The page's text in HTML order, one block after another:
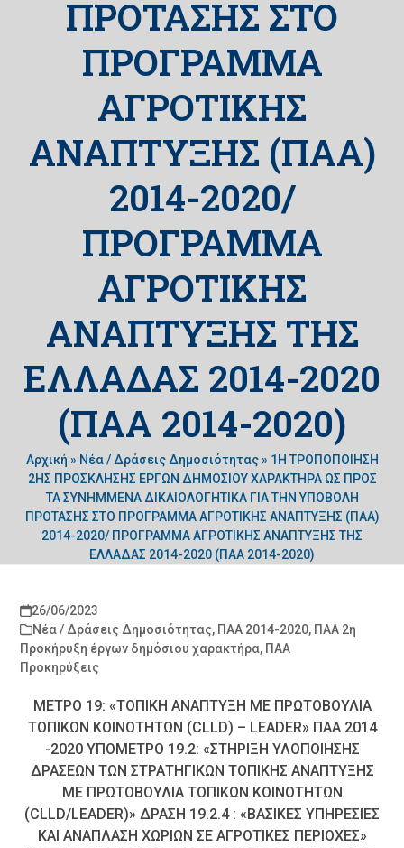
ΠΡΟΤΑΣΗΣ ΣΤΟ
ΠΡΟΓΡΑΜΜΑ
ΑΓΡΟΤΙΚΗΣ
ΑΝΑΠΤΥΞΗΣ (ΠΑΑ)
2014-2020/
ΠΡΟΓΡΑΜΜΑ
ΑΓΡΟΤΙΚΗΣ
ΑΝΑΠΤΥΞΗΣ ΤΗΣ
ΕΛΛΑΔΑΣ 2014-2020
(ΠΑΑ 2014-2020)
Αρχική » Νέα / Δράσεις Δημοσιότητας» 1Η ΤΡΟΠΟΠΟΙΗΣΗ
2ΗΣ ΠΡΟΣΚΛΗΣΗΣ ΕΡΓΩΝ ΔΗΜΟΣΙΟΥ ΧΑΡΑΚΤΗΡΑ ΩΣ ΠΡΟΣ
ΤΑ ΣΥΝΗΜΜΕΝΑ ΔΙΚΑΙΟΛΟΓΗΤΙΚΑ ΓΙΑ ΤΗΝ ΥΠΟΒΟΛΗ
ΠΡΟΤΑΣΗΣ ΣΤΟ ΠΡΟΓΡΑΜΜΑ ΑΓΡΟΤΙΚΗΣ ΑΝΑΠΤΥΞΗΣ (ΠΑΑ)
2014-2020/ ΠΡΟΓΡΑΜΜΑ ΑΓΡΟΤΙΚΗΣ ΑΝΑΠΤΥΞΗΣ ΤΗΣ
ΕΛΛΑΔΑΣ 2014-2020 (ΠΑΑ 2014-2020)
26/06/2023
Νέα / Δράσεις Δημοσιότητας, ΠΑΑ 2014-2020, ΠΑΑ 2η
Προκήρυξη έργων δημόσιου χαρακτήρα, ΠΑΑ
Προκηρύξεις
ΜΕΤΡΟ 19: «ΤΟΠΙΚΗ ΑΝΑΠΤΥΞΗ ΜE ΠΡΩΤΟΒΟΥΛΙΑ
ΤΟΠΙΚΩΝ ΚΟΙΝΟΤΗΤΩΝ (CLLD) – LEADER» ΠΑΑ 2014
-2020 ΥΠΟΜΕΤΡΟ 19.2: «ΣΤΗΡΙΞΗ ΥΛΟΠΟΙΗΣΗΣ
ΔΡΑΣΕΩΝ ΤΩΝ ΣΤΡΑΤΗΓΙΚΩΝ ΤΟΠΙΚΗΣ ΑΝΑΠΤΥΞΗΣ
ΜΕ ΠΡΩΤΟΒΟΥΛΙΑ ΤΟΠΙΚΩΝ ΚΟΙΝΟΤΗΤΩΝ
(CLLD/LEADER)» ΔΡΑΣΗ 19.2.4 : «ΒΑΣΙΚΕΣ ΥΠΗΡΕΣΙΕΣ
ΚΑΙ ΑΝΑΠΛΑΣΗ ΧΩΡΙΩΝ ΣΕ ΑΓΡΟΤΙΚΕΣ ΠΕΡΙΟΧΕΣ»